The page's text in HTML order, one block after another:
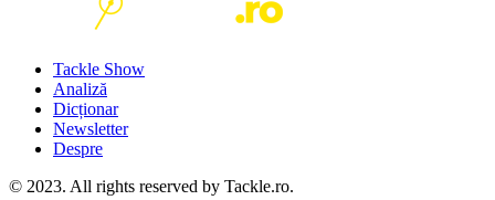
Tackle Show
Analiză
Dicționar
Newsletter
Despre
© 2023. All rights reserved by Tackle.ro.